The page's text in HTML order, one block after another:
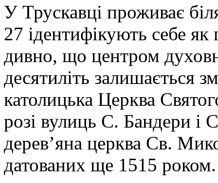
У Трускавці проживає
27 ідентифікують себе
дивно, що центром
десятиліть залишається
католицька Церква
розі вулиць С. Бандери і
дерев’яна церква Св.
датованих ще 1515 роком.